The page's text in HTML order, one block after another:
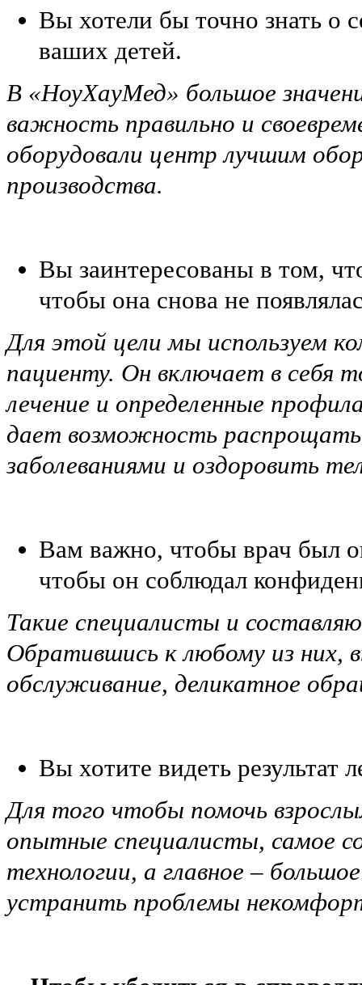
Вы хотели бы точно знать о
ваших детей.
В «НоуХауМед» большое
важность правильно и
оборудовали центр лучшим
производства.
Вы заинтересованы в том,
чтобы она снова не
Для этой цели мы используем
пациенту. Он включает в себя
лечение и определенные
дает возможность
заболеваниями и оздоровить
Вам важно, чтобы врач был
чтобы он соблюдал
Такие специалисты и
Обратившись к любому из них,
обслуживание, деликатное
Вы хотите видеть результат
Для того чтобы помочь
опытные специалисты, самое
технологии, а главное –
устранить проблемы